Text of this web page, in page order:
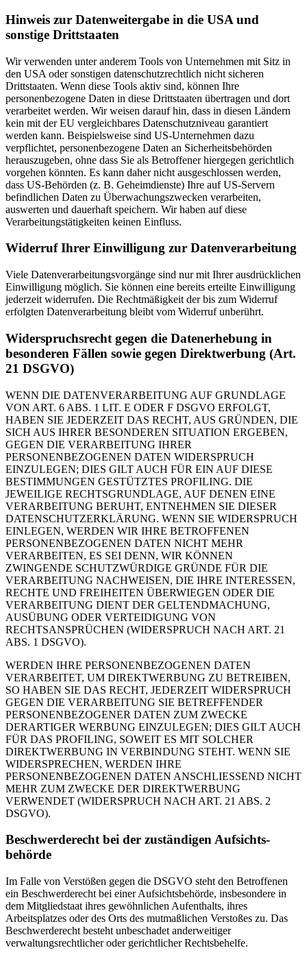
Hinweis zur Datenweitergabe in die USA und
sonstige Drittstaaten
Wir verwenden unter anderem Tools von Unternehmen mit Sitz in
den USA oder sonstigen datenschutzrechtlich nicht sicheren
Drittstaaten. Wenn diese Tools aktiv sind, können Ihre
personenbezogene Daten in diese Drittstaaten übertragen und dort
verarbeitet werden. Wir weisen darauf hin, dass in diesen Ländern
kein mit der EU vergleichbares Datenschutzniveau garantiert
werden kann. Beispielsweise sind US-Unternehmen dazu
verpflichtet, personenbezogene Daten an Sicherheitsbehörden
herauszugeben, ohne dass Sie als Betroffener hiergegen gerichtlich
vorgehen könnten. Es kann daher nicht ausgeschlossen werden,
dass US-Behörden (z. B. Geheimdienste) Ihre auf US-Servern
befindlichen Daten zu Überwachungszwecken verarbeiten,
auswerten und dauerhaft speichern. Wir haben auf diese
Verarbeitungstätigkeiten keinen Einfluss.
Widerruf Ihrer Einwilligung zur Datenverarbeitung
Viele Datenverarbeitungsvorgänge sind nur mit Ihrer ausdrücklichen
Einwilligung möglich. Sie können eine bereits erteilte Einwilligung
jederzeit widerrufen. Die Rechtmäßigkeit der bis zum Widerruf
erfolgten Datenverarbeitung bleibt vom Widerruf unberührt.
Widerspruchsrecht gegen die Datenerhebung in
besonderen Fällen sowie gegen Direktwerbung (Art.
21 DSGVO)
WENN DIE DATENVERARBEITUNG AUF GRUNDLAGE
VON ART. 6 ABS. 1 LIT. E ODER F DSGVO ERFOLGT,
HABEN SIE JEDERZEIT DAS RECHT, AUS GRÜNDEN, DIE
SICH AUS IHRER BESONDEREN SITUATION ERGEBEN,
GEGEN DIE VERARBEITUNG IHRER
PERSONENBEZOGENEN DATEN WIDERSPRUCH
EINZULEGEN; DIES GILT AUCH FÜR EIN AUF DIESE
BESTIMMUNGEN GESTÜTZTES PROFILING. DIE
JEWEILIGE RECHTSGRUNDLAGE, AUF DENEN EINE
VERARBEITUNG BERUHT, ENTNEHMEN SIE DIESER
DATENSCHUTZERKLÄRUNG. WENN SIE WIDERSPRUCH
EINLEGEN, WERDEN WIR IHRE BETROFFENEN
PERSONENBEZOGENEN DATEN NICHT MEHR
VERARBEITEN, ES SEI DENN, WIR KÖNNEN
ZWINGENDE SCHUTZWÜRDIGE GRÜNDE FÜR DIE
VERARBEITUNG NACHWEISEN, DIE IHRE INTERESSEN,
RECHTE UND FREIHEITEN ÜBERWIEGEN ODER DIE
VERARBEITUNG DIENT DER GELTENDMACHUNG,
AUSÜBUNG ODER VERTEIDIGUNG VON
RECHTSANSPRÜCHEN (WIDERSPRUCH NACH ART. 21
ABS. 1 DSGVO).
WERDEN IHRE PERSONENBEZOGENEN DATEN
VERARBEITET, UM DIREKTWERBUNG ZU BETREIBEN,
SO HABEN SIE DAS RECHT, JEDERZEIT WIDERSPRUCH
GEGEN DIE VERARBEITUNG SIE BETREFFENDER
PERSONENBEZOGENER DATEN ZUM ZWECKE
DERARTIGER WERBUNG EINZULEGEN; DIES GILT AUCH
FÜR DAS PROFILING, SOWEIT ES MIT SOLCHER
DIREKTWERBUNG IN VERBINDUNG STEHT. WENN SIE
WIDERSPRECHEN, WERDEN IHRE
PERSONENBEZOGENEN DATEN ANSCHLIESSEND NICHT
MEHR ZUM ZWECKE DER DIREKTWERBUNG
VERWENDET (WIDERSPRUCH NACH ART. 21 ABS. 2
DSGVO).
Beschwerde­recht bei der zuständigen Aufsichts­
behörde
Im Falle von Verstößen gegen die DSGVO steht den Betroffenen
ein Beschwerderecht bei einer Aufsichtsbehörde, insbesondere in
dem Mitgliedstaat ihres gewöhnlichen Aufenthalts, ihres
Arbeitsplatzes oder des Orts des mutmaßlichen Verstoßes zu. Das
Beschwerderecht besteht unbeschadet anderweitiger
verwaltungsrechtlicher oder gerichtlicher Rechtsbehelfe.